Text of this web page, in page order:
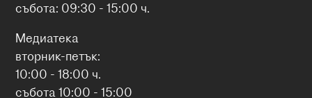
събота: 09:30 - 15:00 ч.
Медиатека
вторник-петък:
10:00 - 18:00 ч.
събота 10:00 - 15:00